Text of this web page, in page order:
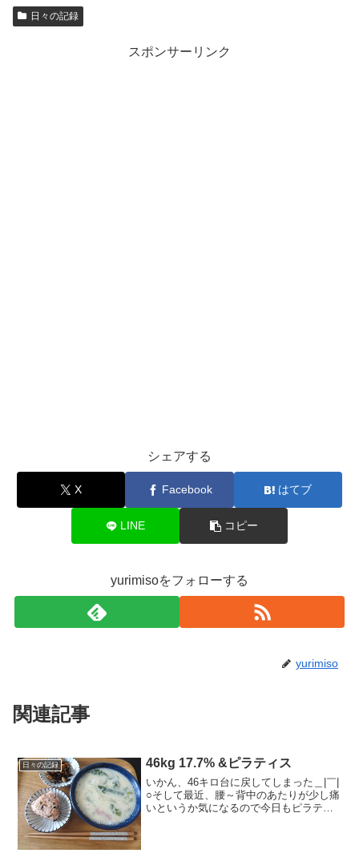
日々の記録
スポンサーリンク
シェアする
X Facebook はてブ
LINE コピー
yurimisoをフォローする
yurimiso
関連記事
日々の記録 46kg 17.7% &ピラティス
いかん、46キロ台に戻してしまった＿|￣|
○そして最近、腰～背中のあたりが少し痛
いというか気になるので今日もピラティ